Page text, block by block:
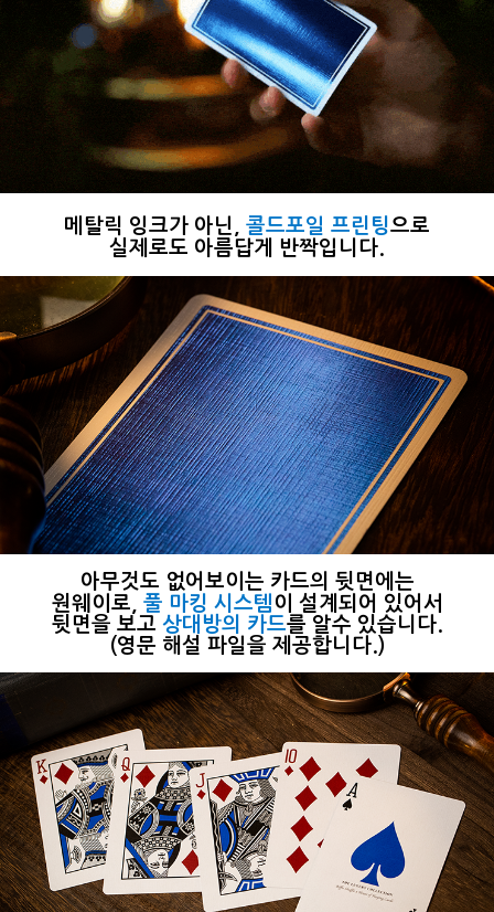
메탈릭 잉크가 아닌, 콜드포일 프린팅으로
실제로도 아름답게 반짝입니다.​
아무것도 없어보이는 카드의 뒷면에는
원웨이로
풀 마킹 시스템이 설계되어 있어서
뒷면을 보고 상대방의 카드를 알수 있습니다.​
(영문 해설 파일을 제공합니다.)